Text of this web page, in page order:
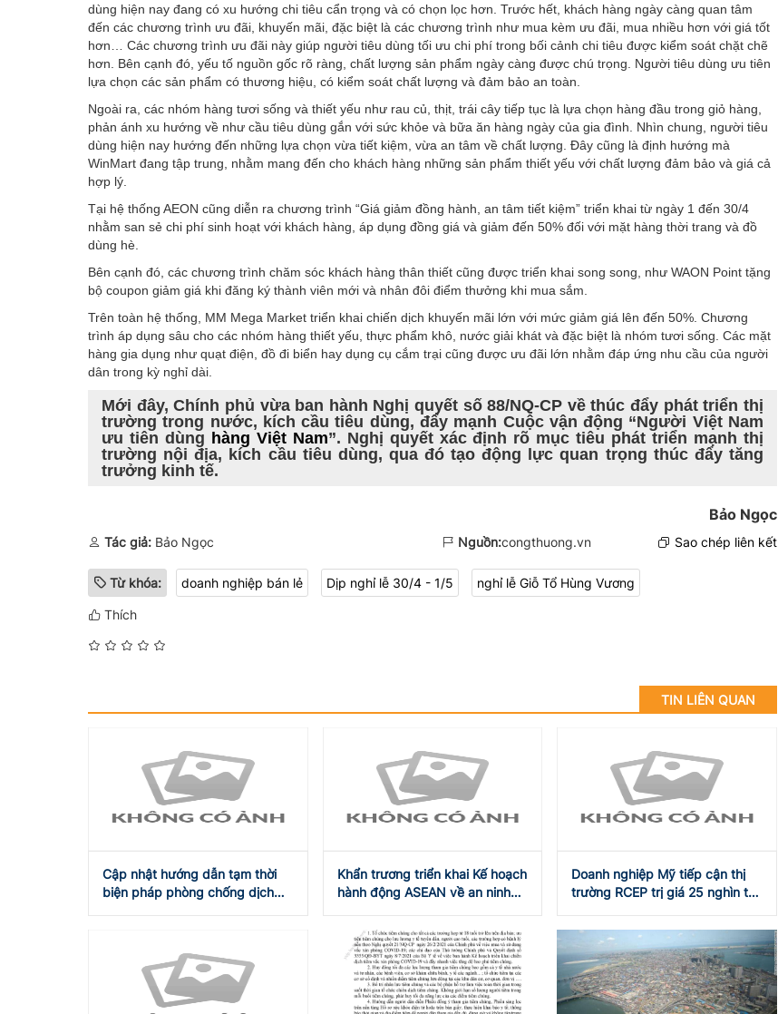
dùng hiện nay đang có xu hướng chi tiêu cẩn trọng và có chọn lọc hơn. Trước hết, khách hàng ngày càng quan tâm
đến các chương trình ưu đãi, khuyến mãi, đặc biệt là các chương trình như mua kèm ưu đãi, mua nhiều hơn với giá tốt
hơn… Các chương trình ưu đãi này giúp người tiêu dùng tối ưu chi phí trong bối cảnh chi tiêu được kiểm soát chặt chẽ
hơn. Bên cạnh đó, yếu tố nguồn gốc rõ ràng, chất lượng sản phẩm ngày càng được chú trọng. Người tiêu dùng ưu tiên
lựa chọn các sản phẩm có thương hiệu, có kiểm soát chất lượng và đảm bảo an toàn.
Ngoài ra, các nhóm hàng tươi sống và thiết yếu như rau củ, thịt, trái cây tiếp tục là lựa chọn hàng đầu trong giỏ hàng,
phản ánh xu hướng về như cầu tiêu dùng gắn với sức khỏe và bữa ăn hàng ngày của gia đình. Nhìn chung, người tiêu
dùng hiện nay hướng đến những lựa chọn vừa tiết kiệm, vừa an tâm về chất lượng. Đây cũng là định hướng mà
WinMart đang tập trung, nhằm mang đến cho khách hàng những sản phẩm thiết yếu với chất lượng đảm bảo và giá cả
hợp lý.
Tại hệ thống AEON cũng diễn ra chương trình “Giá giảm đồng hành, an tâm tiết kiệm” triển khai từ ngày 1 đến 30/4
nhằm san sẻ chi phí sinh hoạt với khách hàng, áp dụng đồng giá và giảm đến 50% đối với mặt hàng thời trang và đồ
dùng hè.
Bên cạnh đó, các chương trình chăm sóc khách hàng thân thiết cũng được triển khai song song, như WAON Point tặng
bộ coupon giảm giá khi đăng ký thành viên mới và nhân đôi điểm thưởng khi mua sắm.
Trên toàn hệ thống, MM Mega Market triển khai chiến dịch khuyến mãi lớn với mức giảm giá lên đến 50%. Chương
trình áp dụng sâu cho các nhóm hàng thiết yếu, thực phẩm khô, nước giải khát và đặc biệt là nhóm tươi sống. Các mặt
hàng gia dụng như quạt điện, đồ đi biển hay dụng cụ cắm trại cũng được ưu đãi lớn nhằm đáp ứng nhu cầu của người
dân trong kỳ nghỉ dài.
Mới đây, Chính phủ vừa ban hành Nghị quyết số 88/NQ-CP về thúc đẩy phát triển thị
trường trong nước, kích cầu tiêu dùng, đẩy mạnh Cuộc vận động “Người Việt Nam
ưu tiên dùng hàng Việt Nam”. Nghị quyết xác định rõ mục tiêu phát triển mạnh thị
trường nội địa, kích cầu tiêu dùng, qua đó tạo động lực quan trọng thúc đẩy tăng
trưởng kinh tế.
Bảo Ngọc
Tác giả: Bảo Ngọc Nguồn:congthuong.vn Sao chép liên kết
Từ khóa: doanh nghiệp bán lẻ Dịp nghỉ lễ 30/4 - 1/5 nghỉ lễ Giỗ Tổ Hùng Vương
Thích
TIN LIÊN QUAN
Cập nhật hướng dẫn tạm thời
biện pháp phòng chống dịch
Khẩn trương triển khai Kế hoạch
hành động ASEAN về an ninh
Doanh nghiệp Mỹ tiếp cận thị
trường RCEP trị giá 25 nghìn tỷ
hiện có